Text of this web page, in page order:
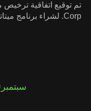
Corp. لشراء برنامج ميتاتريدر 4.
سبتمبر